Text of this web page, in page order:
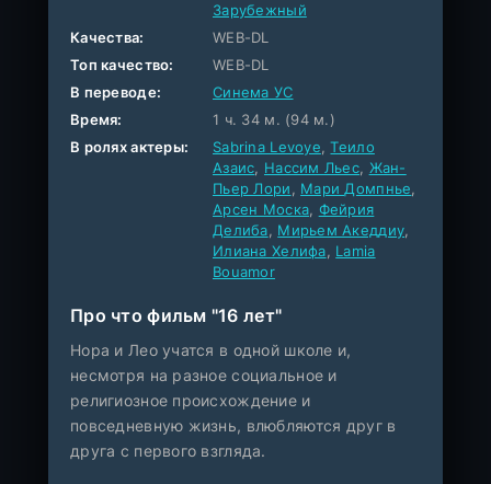
Зарубежный
Качества:
WEB-DL
Топ качество:
WEB-DL
В переводе:
Синема УС
Время:
1 ч. 34 м. (94 м.)
В ролях актеры:
Sabrina Levoye,Теило
Азаис, Нассим Льес, Жан-
Пьер Лори , Мари Домпнье,
Арсен Моска, Фейрия
Делиба, Мирьем Акеддиу,
Илиана Хелифа, Lamia
Bouamor
Про что фильм "16 лет"
Нора и Лео учатся в одной школе и,
несмотря на разное социальное и
религиозное происхождение и
повседневную жизнь, влюбляются друг в
друга с первого взгляда.